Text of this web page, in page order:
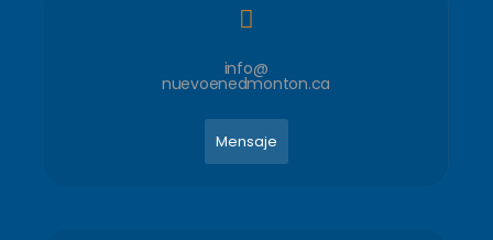
info@
nuevoenedmonton.ca
Mensaje